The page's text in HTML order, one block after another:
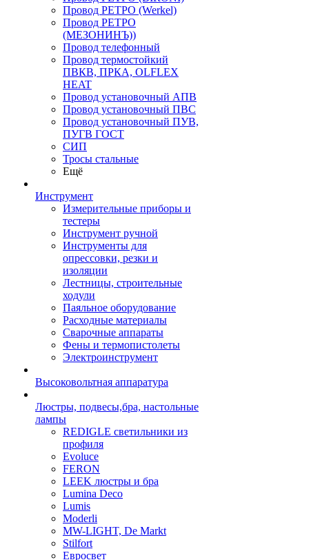
Провод РЕТРО (Werkel)
Провод РЕТРО
(МЕЗОНИНЪ))
Провод телефонный
Провод термостойкий
ПВКВ, ПРКА, OLFLEX
HEAT
Провод установочный АПВ
Провод установочный ПВС
Провод установочный ПУВ,
ПУГВ ГОСТ
СИП
Тросы стальные
Ещё
Инструмент
Измерительные приборы и
тестеры
Инструмент ручной
Инструменты для
опрессовки, резки и
изоляции
Лестницы, строительные
ходули
Паяльное оборудование
Расходные материалы
Сварочные аппараты
Фены и термопистолеты
Электроинструмент
Высоковольтная аппаратура
Люстры, подвесы,бра, настольные
лампы
REDIGLE светильники из
профиля
Evoluce
FERON
LEEK люстры и бра
Lumina Deco
Lumis
Moderli
MW-LIGHT, De Markt
Stilfort
Евросвет